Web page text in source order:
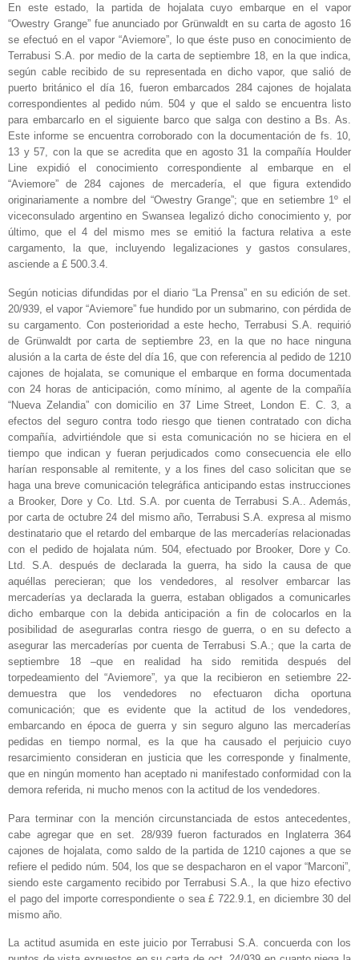
En este estado, la partida de hojalata cuyo embarque en el vapor
“Owestry Grange” fue anunciado por Grünwaldt en su carta de agosto 16
se efectuó en el vapor “Aviemore”, lo que éste puso en conocimiento de
Terrabusi S.A. por medio de la carta de septiembre 18, en la que indica,
según cable recibido de su representada en dicho vapor, que salió de
puerto británico el día 16, fueron embarcados 284 cajones de hojalata
correspondientes al pedido núm. 504 y que el saldo se encuentra listo
para embarcarlo en el siguiente barco que salga con destino a Bs. As.
Este informe se encuentra corroborado con la documentación de fs. 10,
13 y 57, con la que se acredita que en agosto 31 la compañía Houlder
Line expidió el conocimiento correspondiente al embarque en el
“Aviemore” de 284 cajones de mercadería, el que figura extendido
originariamente a nombre del “Owestry Grange”; que en setiembre 1º el
viceconsulado argentino en Swansea legalizó dicho conocimiento y, por
último, que el 4 del mismo mes se emitió la factura relativa a este
cargamento, la que, incluyendo legalizaciones y gastos consulares,
asciende a £ 500.3.4.
Según noticias difundidas por el diario “La Prensa” en su edición de set.
20/939, el vapor “Aviemore” fue hundido por un submarino, con pérdida de
su cargamento. Con posterioridad a este hecho, Terrabusi S.A. requirió
de Grünwaldt por carta de septiembre 23, en la que no hace ninguna
alusión a la carta de éste del día 16, que con referencia al pedido de 1210
cajones de hojalata, se comunique el embarque en forma documentada
con 24 horas de anticipación, como mínimo, al agente de la compañía
“Nueva Zelandia” con domicilio en 37 Lime Street, London E. C. 3, a
efectos del seguro contra todo riesgo que tienen contratado con dicha
compañía, advirtiéndole que si esta comunicación no se hiciera en el
tiempo que indican y fueran perjudicados como consecuencia ele ello
harían responsable al remitente, y a los fines del caso solicitan que se
haga una breve comunicación telegráfica anticipando estas instrucciones
a Brooker, Dore y Co. Ltd. S.A. por cuenta de Terrabusi S.A.. Además,
por carta de octubre 24 del mismo año, Terrabusi S.A. expresa al mismo
destinatario que el retardo del embarque de las mercaderías relacionadas
con el pedido de hojalata núm. 504, efectuado por Brooker, Dore y Co.
Ltd. S.A. después de declarada la guerra, ha sido la causa de que
aquéllas perecieran; que los vendedores, al resolver embarcar las
mercaderías ya declarada la guerra, estaban obligados a comunicarles
dicho embarque con la debida anticipación a fin de colocarlos en la
posibilidad de asegurarlas contra riesgo de guerra, o en su defecto a
asegurar las mercaderías por cuenta de Terrabusi S.A.; que la carta de
septiembre 18 –que en realidad ha sido remitida después del
torpedeamiento del “Aviemore”, ya que la recibieron en setiembre 22-
demuestra que los vendedores no efectuaron dicha oportuna
comunicación; que es evidente que la actitud de los vendedores,
embarcando en época de guerra y sin seguro alguno las mercaderías
pedidas en tiempo normal, es la que ha causado el perjuicio cuyo
resarcimiento consideran en justicia que les corresponde y finalmente,
que en ningún momento han aceptado ni manifestado conformidad con la
demora referida, ni mucho menos con la actitud de los vendedores.
Para terminar con la mención circunstanciada de estos antecedentes,
cabe agregar que en set. 28/939 fueron facturados en Inglaterra 364
cajones de hojalata, como saldo de la partida de 1210 cajones a que se
refiere el pedido núm. 504, los que se despacharon en el vapor “Marconi”,
siendo este cargamento recibido por Terrabusi S.A., la que hizo efectivo
el pago del importe correspondiente o sea £ 722.9.1, en diciembre 30 del
mismo año.
La actitud asumida en este juicio por Terrabusi S.A. concuerda con los